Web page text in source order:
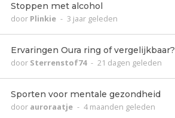
Stoppen met alcohol
door Plinkie - 3 jaar geleden
Ervaringen Oura ring of vergelijkbaar?
door Sterrenstof74 - 21 dagen geleden
Sporten voor mentale gezondheid
door auroraatje - 4 maanden geleden